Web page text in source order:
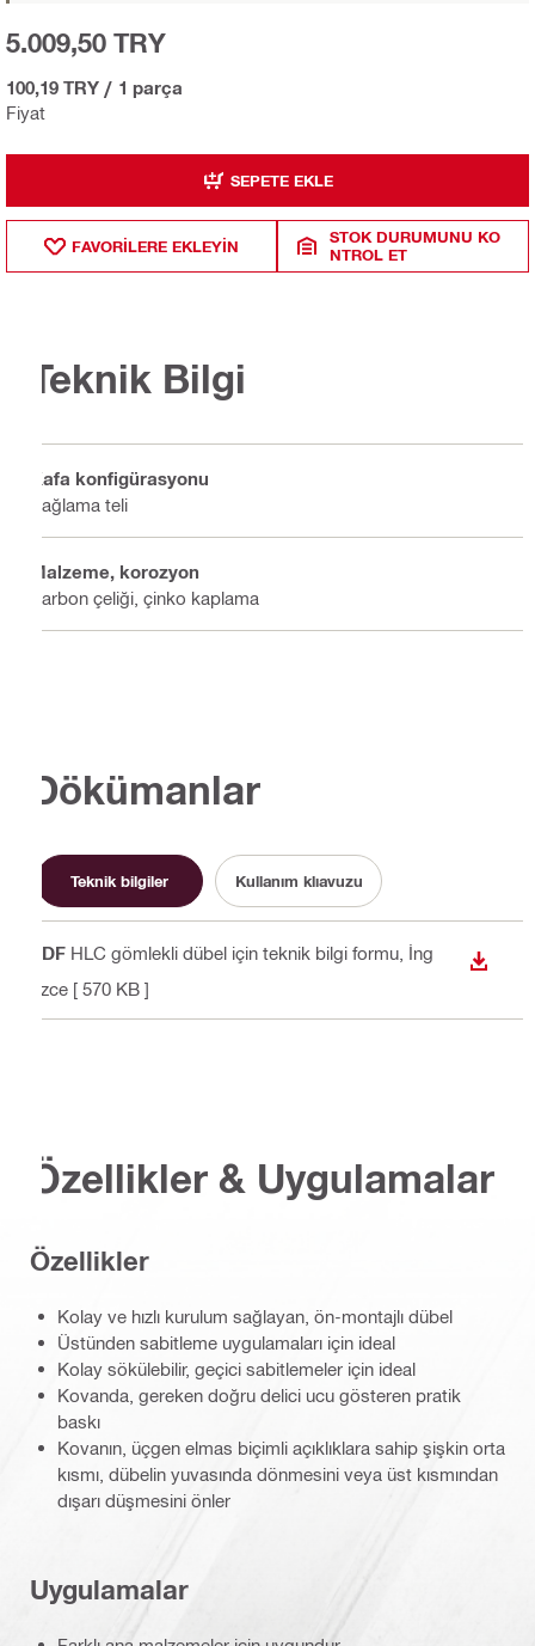
Fiyat
5.009,50 TRY
100,19 TRY / 1 parça
SEPETE EKLE
FAVORILERE EKLEYIN
STOK DURUMUNU KO
NTROL ET
Teknik Bilgi
Kafa konfigürasyonu
Bağlama teli
Malzeme, korozyon
Karbon çeliği, çinko kaplama
Dökümanlar
Teknik bilgiler Kullanım klıavuzu
PDF HLC gömlekli dübel için teknik bilgi formu , İng
ilizce [ 570 KB ]
İNDIR
Özellikler & Uygulamalar
Özellikler
Kolay ve hızlı kurulum sağlayan, ön-montajlı dübel
Üstünden sabitleme uygulamaları için ideal
Kolay sökülebilir, geçici sabitlemeler için ideal
Kovanda, gereken doğru delici ucu gösteren pratik
baskı
Kovanın, üçgen elmas biçimli açıklıklara sahip şişkin orta
kısmı, dübelin yuvasında dönmesini veya üst kısmından
dışarı düşmesini önler
Uygulamalar